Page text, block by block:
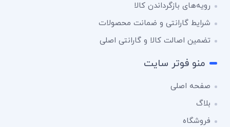
رویه‌های بازگرداندن کالا
شرایط گارانتی و ضمانت محصولات
تضمین اصالت کالا و گارانتی اصلی
منو فوتر سایت
صفحه اصلی
بلاگ
فروشگاه